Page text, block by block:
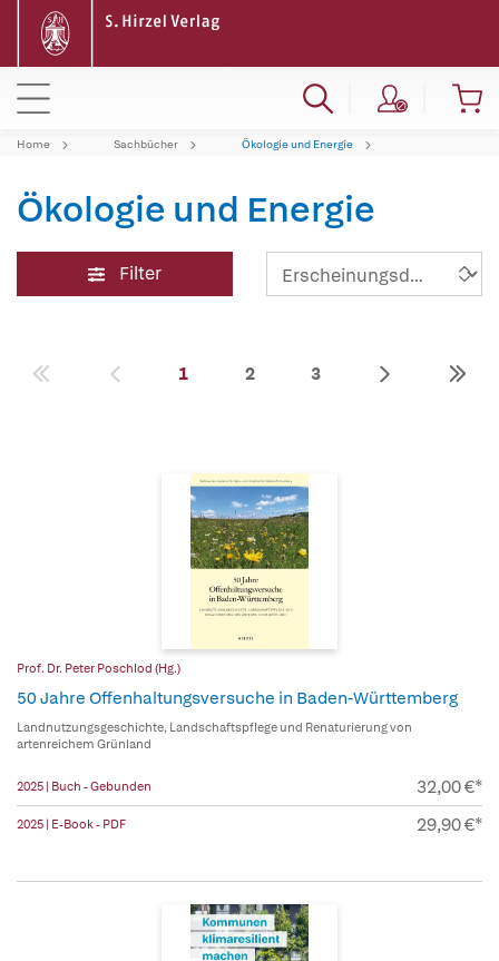
Home Sachbücher Ökologie und Energie
Ökologie und Energie
Filter
1 2 3
Prof. Dr. Peter Poschlod (Hg.)
50 Jahre Offenhaltungsversuche in Baden-Württemberg
Landnutzungsgeschichte, Landschaftspflege und Renaturierung von
artenreichem Grünland
2025 | Buch - Gebunden 32,00 €*
2025 | E-Book - PDF 29,90 €*